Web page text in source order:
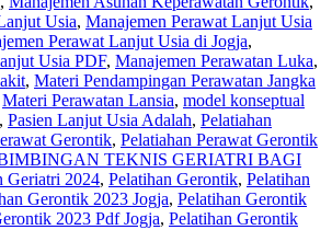
Usia, Manajemen Perawat Lanjut Usia
Perawat Lanjut Usia di Jogja,
Usia PDF, Manajemen Perawatan Luka,
, Materi Pendampingan Perawatan Jangka
Materi Perawatan Lansia, model konseptual
, Pasien Lanjut Usia Adalah, Pelatiahan
Gerontik, Pelatiahan Perawat Gerontik
TEKNIS GERIATRI BAGI
Geriatri 2024, Pelatihan Gerontik, Pelatihan
Gerontik 2023 Jogja, Pelatihan Gerontik
2023 Pdf Jogja, Pelatihan Gerontik